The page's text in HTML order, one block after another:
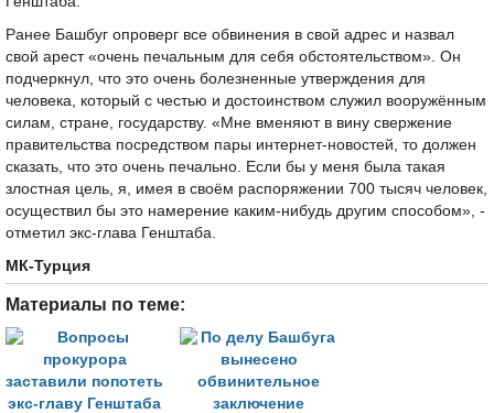
Ранее Башбуг опроверг все обвинения в свой адрес и назвал
свой арест «очень печальным для себя обстоятельством». Он
подчеркнул, что это очень болезненные утверждения для
человека, который с честью и достоинством служил вооружённым
силам, стране, государству. «Мне вменяют в вину свержение
правительства посредством пары интернет-новостей, то должен
сказать, что это очень печально. Если бы у меня была такая
злостная цель, я, имея в своём распоряжении 700 тысяч человек,
осуществил бы это намерение каким-нибудь другим способом», -
отметил экс-глава Генштаба.
МК-Турция
Материалы по теме: